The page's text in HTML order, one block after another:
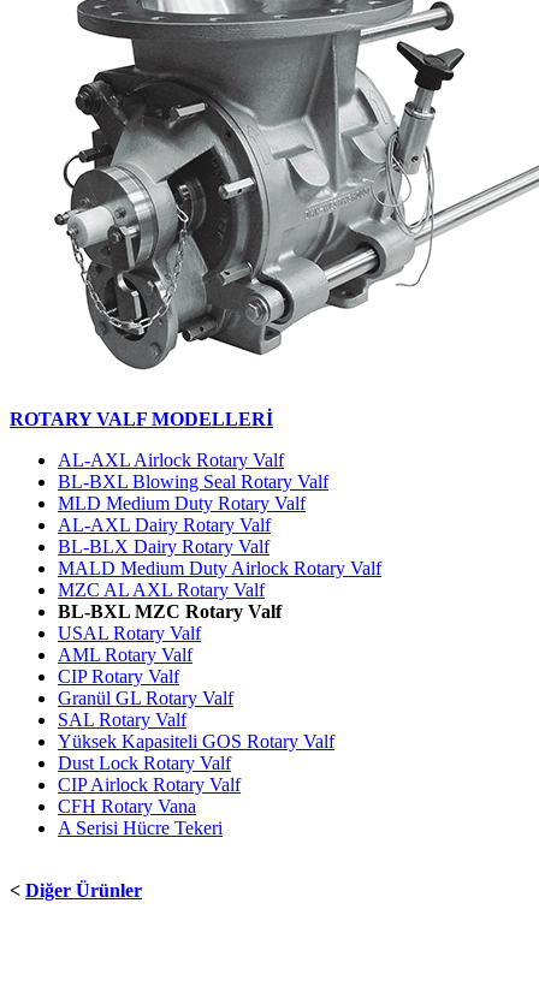
ROTARY VALF MODELLERİ
AL-AXL Airlock Rotary Valf
BL-BXL Blowing Seal Rotary Valf
MLD Medium Duty Rotary Valf
AL-AXL Dairy Rotary Valf
BL-BLX Dairy Rotary Valf
MALD Medium Duty Airlock Rotary Valf
MZC AL AXL Rotary Valf
BL-BXL MZC Rotary Valf
USAL Rotary Valf
AML Rotary Valf
CIP Rotary Valf
Granül GL Rotary Valf
SAL Rotary Valf
Yüksek Kapasiteli GOS Rotary Valf
Dust Lock Rotary Valf
CIP Airlock Rotary Valf
CFH Rotary Vana
A Serisi Hücre Tekeri
< Diğer Ürünler